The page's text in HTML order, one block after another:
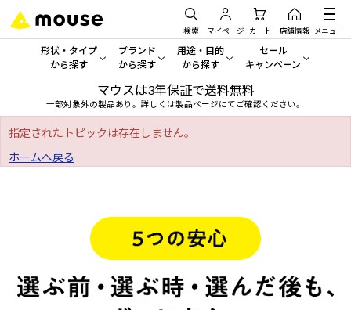
検索 マイページ カート 店舗情報 メニュー
形状・タイプ
から探す
形状・タイプから探す をすべてみる
デスクトップPC
ノートPC
ワークステーション
ブランド
から探す
mouse
G TUNE
NEXTGEAR
MousePro
iiyama
用途・目的
から探す
一般向けパソコン
クリエイティブ向け
学習向けパソコン
スペック/パーツ別
セール
キャンペーン
セール・キャンペー
おすすめ目玉パソコン
今イチオシのパソコンをピ
Windows 11| Copilot+ PC
マウスは3年保証で送料無料
一部対象外の製品あり。詳しくは製品ページにてご確認ください。
指定されたトピックは存在しません。
ホームへ戻る